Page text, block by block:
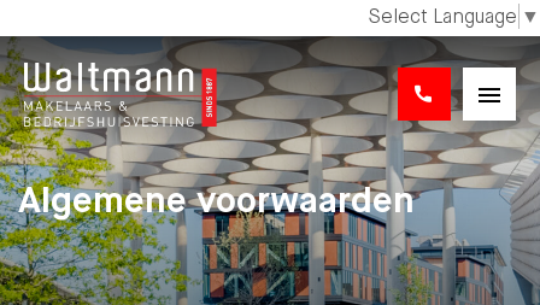
Select Language ▼
Algemene voorwaarden